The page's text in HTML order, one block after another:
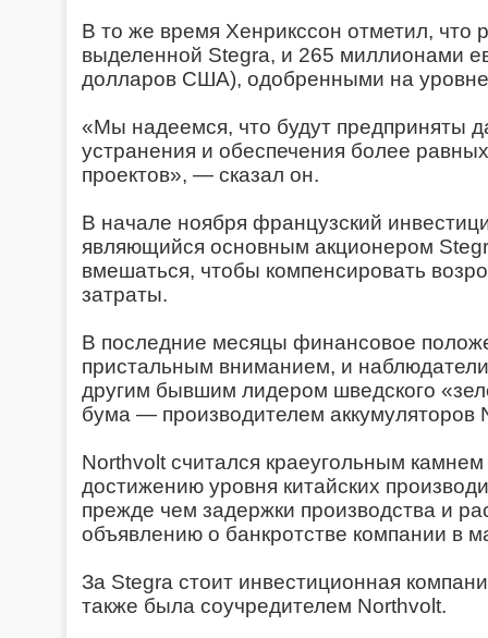
В то же время Хенрикссон отметил, что
выделенной Stegra, и 265 миллионами
долларов США), одобренными на
«Мы надеемся, что будут предприняты
устранения и обеспечения более
проектов», — сказал он.
В начале ноября французский
являющийся основным акционером
вмешаться, чтобы компенсировать
затраты.
В последние месяцы финансовое
пристальным вниманием, и
другим бывшим лидером шведского
бума — производителем аккумуляторов
Northvolt считался краеугольным
достижению уровня китайских
прежде чем задержки производства и
объявлению о банкротстве компании в
За Stegra стоит инвестиционная
также была соучредителем Northvolt.